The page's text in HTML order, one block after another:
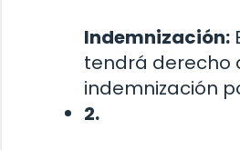
Indemnización:
tendrá derecho
indemnización
2.